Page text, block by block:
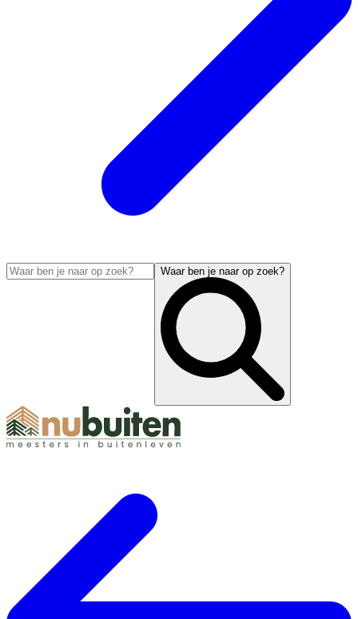
Waar ben je naar op zoek?